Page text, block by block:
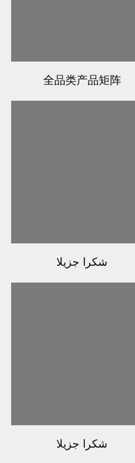
全品类产品矩阵
شكرا جزيلا
شكرا جزيلا